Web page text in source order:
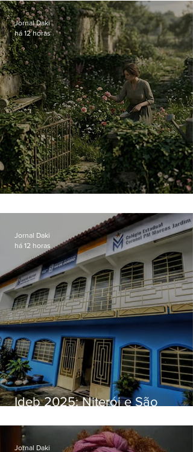
Jornal Daki
há 12 horas
Ideb 2025: Niterói e São
distintos no ensino médio; veja
Jornal Daki
há 12 horas
Jornal Daki